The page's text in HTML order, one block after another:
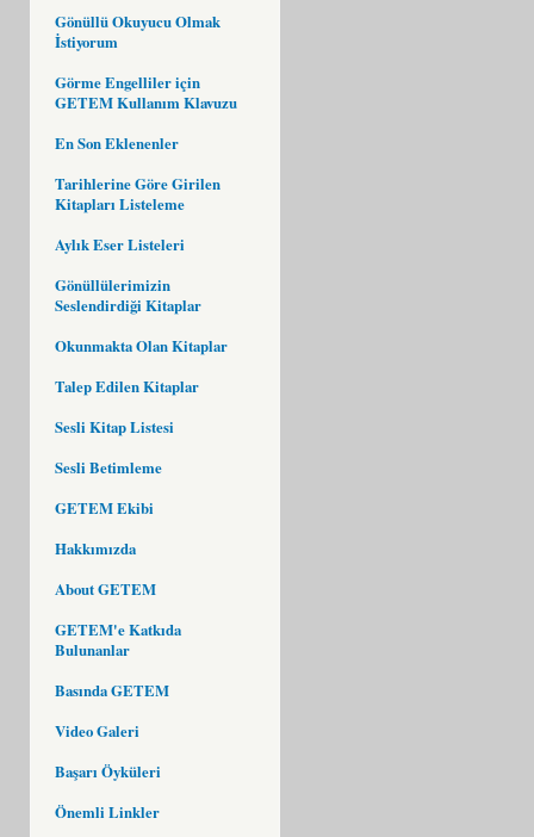
Gönüllü Okuyucu Olmak
İstiyorum
Görme Engelliler için
GETEM Kullanım Klavuzu
En Son Eklenenler
Tarihlerine Göre Girilen
Kitapları Listeleme
Aylık Eser Listeleri
Gönüllülerimizin
Seslendirdiği Kitaplar
Okunmakta Olan Kitaplar
Talep Edilen Kitaplar
Sesli Kitap Listesi
Sesli Betimleme
GETEM Ekibi
Hakkımızda
About GETEM
GETEM'e Katkıda
Bulunanlar
Basında GETEM
Video Galeri
Başarı Öyküleri
Önemli Linkler